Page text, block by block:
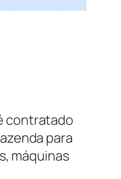
contratado
para
máquinas